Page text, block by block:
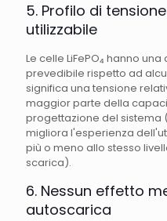
5. Profilo di
utilizzabile
Le celle LiFePO₄ hanno
prevedibile rispetto ad
significa una tensione
maggior parte della
progettazione del sistema
migliora l'esperienza
più o meno allo stesso
scarica).
6. Nessun effetto
autoscarica